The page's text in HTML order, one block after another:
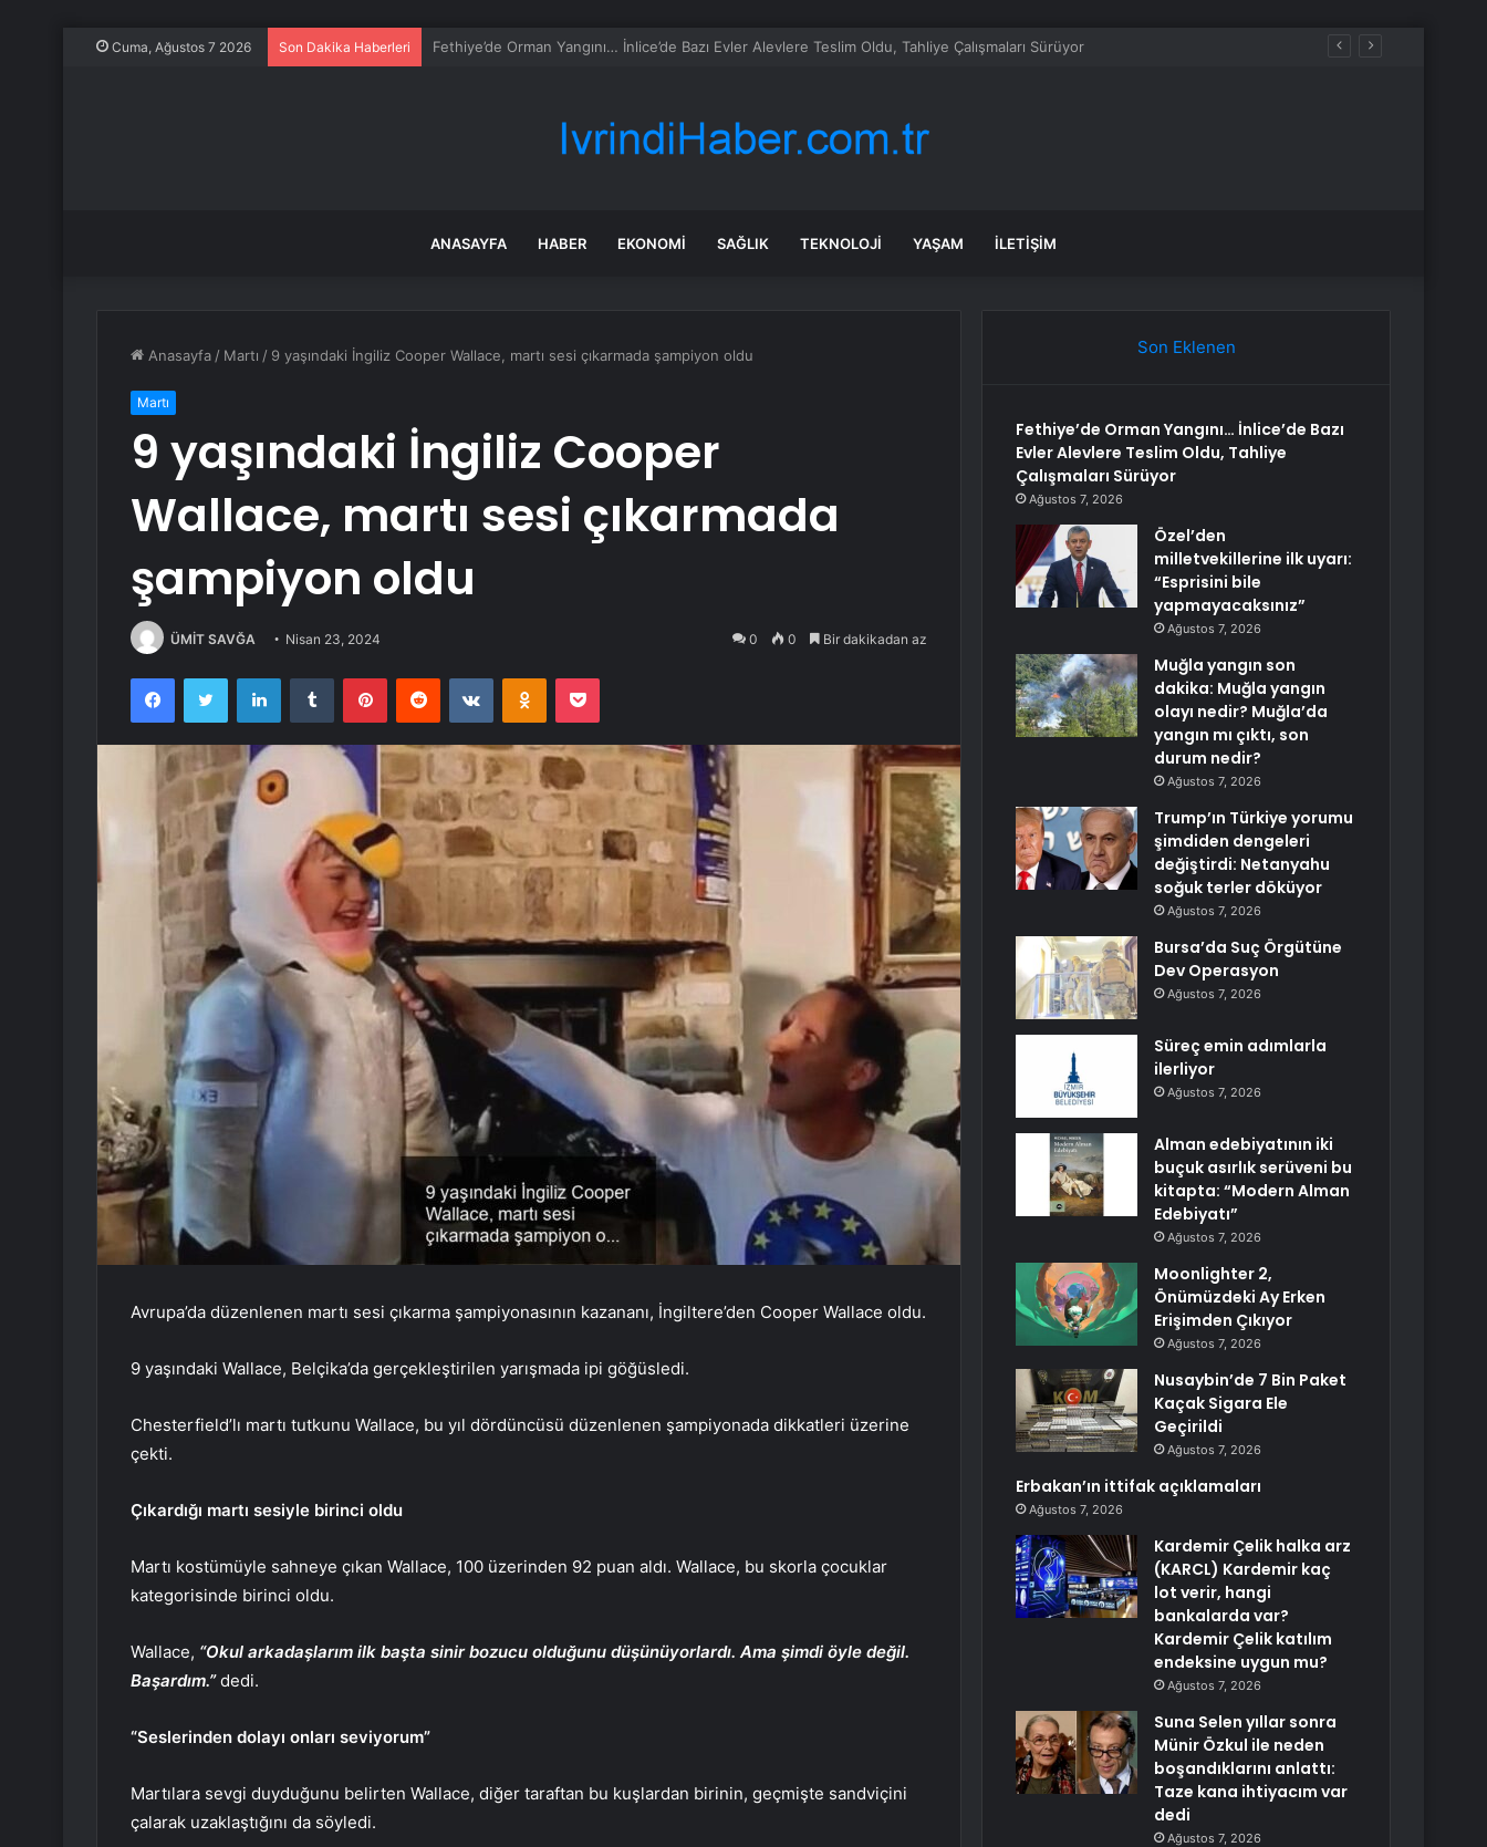
Cuma, Ağustos 7 2026 Son Dakika Haberleri Özel’den milletvekillerine ilk uyarı: “Esprisini bile yapmayacaksınız”
ANASAYFA HABER EKONOMI SAĞLIK TEKNOLOJI YAŞAM İLETIŞIM
Anasayfa / Martı / 9 yaşındaki İngiliz Cooper Wallace, martı sesi çıkarmada şampiyon oldu
Martı
9 yaşındaki İngiliz Cooper
Wallace, martı sesi çıkarmada
şampiyon oldu
ÜMİT SAVĞA Nisan 23, 2024 0 0 Bir dakikadan az
FacebookTwitter LinkedInTumblr PinterestReddit VKontakteOdnoklassniki
Pocket
Avrupa’da düzenlenen martı sesi çıkarma şampiyonasının kazananı, İngiltere’den Cooper Wallace oldu.
9 yaşındaki Wallace, Belçika’da gerçekleştirilen yarışmada ipi göğüsledi.
Chesterfield’lı martı tutkunu Wallace, bu yıl dördüncüsü düzenlenen şampiyonada dikkatleri üzerine
çekti.
Çıkardığı martı sesiyle birinci oldu
Martı kostümüyle sahneye çıkan Wallace, 100 üzerinden 92 puan aldı. Wallace, bu skorla çocuklar
kategorisinde birinci oldu.
Wallace, “Okul arkadaşlarım ilk başta sinir bozucu olduğunu düşünüyorlardı. Ama şimdi öyle değil.
Başardım.”dedi.
“Seslerinden dolayı onları seviyorum”
Martılara sevgi duyduğunu belirten Wallace, diğer taraftan bu kuşlardan birinin, geçmişte sandviçini
çalarak uzaklaştığını da söyledi.
Son Eklenen
Fethiye’de Orman Yangını… İnlice’de Bazı
Evler Alevlere Teslim Oldu, Tahliye
Çalışmaları Sürüyor
Ağustos 7, 2026
Özel’den
milletvekillerine ilk uyarı:
“Esprisini bile
yapmayacaksınız”
Ağustos 7, 2026
Muğla yangın son
dakika: Muğla yangın
olayı nedir? Muğla’da
yangın mı çıktı, son
durum nedir?
Ağustos 7, 2026
Trump’ın Türkiye yorumu
şimdiden dengeleri
değiştirdi: Netanyahu
soğuk terler döküyor
Ağustos 7, 2026
Bursa’da Suç Örgütüne
Dev Operasyon
Ağustos 7, 2026
Süreç emin adımlarla
ilerliyor
Ağustos 7, 2026
Alman edebiyatının iki
buçuk asırlık serüveni bu
kitapta: “Modern Alman
Edebiyatı”
Ağustos 7, 2026
Moonlighter 2,
Önümüzdeki Ay Erken
Erişimden Çıkıyor
Ağustos 7, 2026
Nusaybin’de 7 Bin Paket
Kaçak Sigara Ele
Geçirildi
Ağustos 7, 2026
Erbakan’ın ittifak açıklamaları
Ağustos 7, 2026
Kardemir Çelik halka arz
(KARCL) Kardemir kaç
lot verir, hangi
bankalarda var?
Kardemir Çelik katılım
endeksine uygun mu?
Ağustos 7, 2026
Suna Selen yıllar sonra
Münir Özkul ile neden
boşandıklarını anlattı:
Taze kana ihtiyacım var
dedi
Ağustos 7, 2026